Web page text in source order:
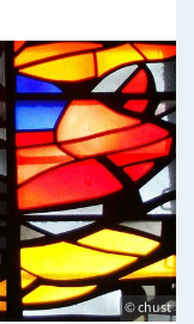
© chust